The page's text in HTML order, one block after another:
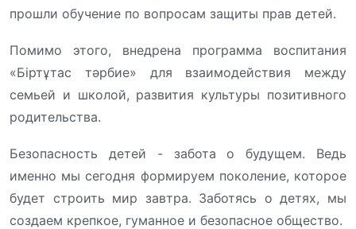
прошли обучение по вопросам защиты прав детей.
Помимо этого, внедрена программа воспитания
«Біртұтас тәрбие» для взаимодействия между
семьей и школой, развития культуры позитивного
родительства.
​Безопасность детей - забота о будущем. Ведь
именно мы сегодня формируем поколение, которое
будет строить мир завтра. Заботясь о детях, мы
создаем крепкое, гуманное и безопасное общество.